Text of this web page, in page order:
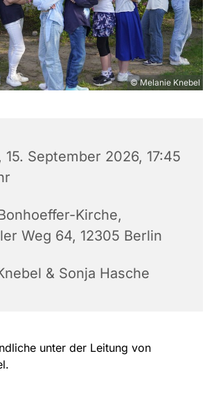
© Melanie Knebel
15. September 2026, 17:45
Kirche,
Weg 64, 12305 Berlin
& Sonja Hasche
unter der Leitung von